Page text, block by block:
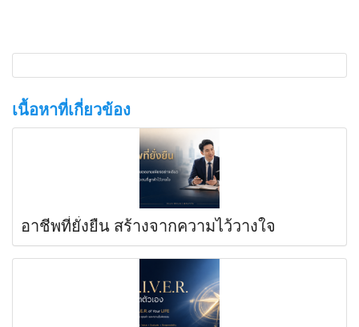
เนื้อหาที่เกี่ยวข้อง
อาชีพที่ยั่งยืน สร้างจากความไว้วางใจ